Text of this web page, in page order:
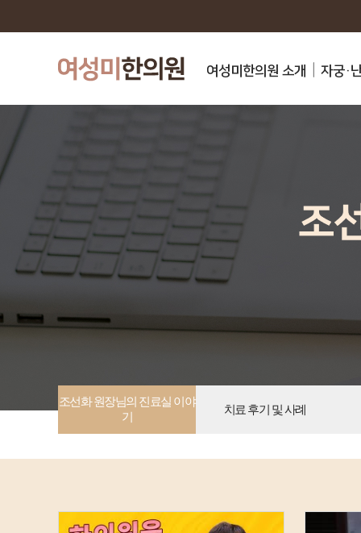
여성미한의원 소개 자궁·
조선화 원장님의 진료실 이야
기
치료 후기 및 사례